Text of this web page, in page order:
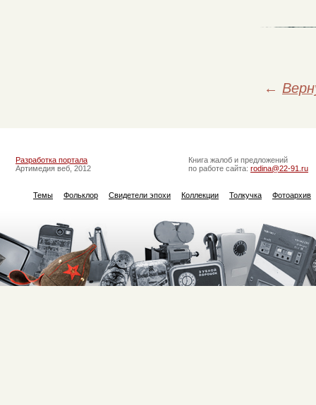
←
Разработка портала
Артимедия веб, 2012
Книга жалоб и предложений
по работе сайта: rodina@22-91.ru
Темы Фольклор Свидетели эпохи Коллекции Толкучка Фотоархив